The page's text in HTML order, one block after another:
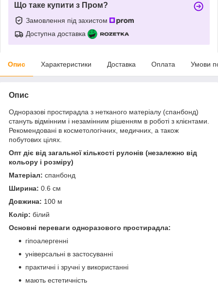
Що таке купити з Пром?
Замовлення під захистом
Доступна доставка
Опис Характеристики Доставка Оплата Умови
Опис
Одноразові простирадла з нетканого матеріалу (спанбонд)
стануть відмінним і незамінним рішенням в роботі з клієнтами.
Рекомендовані в косметологічних, медичних, а також
побутових цілях.
Опт діє від загальної кількості рулонів (незалежно від
кольору і розміру)
Матеріал: спанбонд
Ширина: 0.6 см
Довжина: 100 м
Колір: білий
Основні переваги одноразового простирадла:
гіпоалергенні
універсальні в застосуванні
практичні і зручні у використанні
мають естетичність